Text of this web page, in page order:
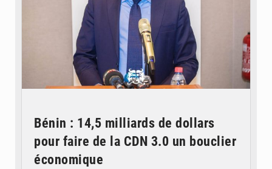
Bénin : 14,5 milliards de dollars
pour faire de la CDN 3.0 un bouclier
économique